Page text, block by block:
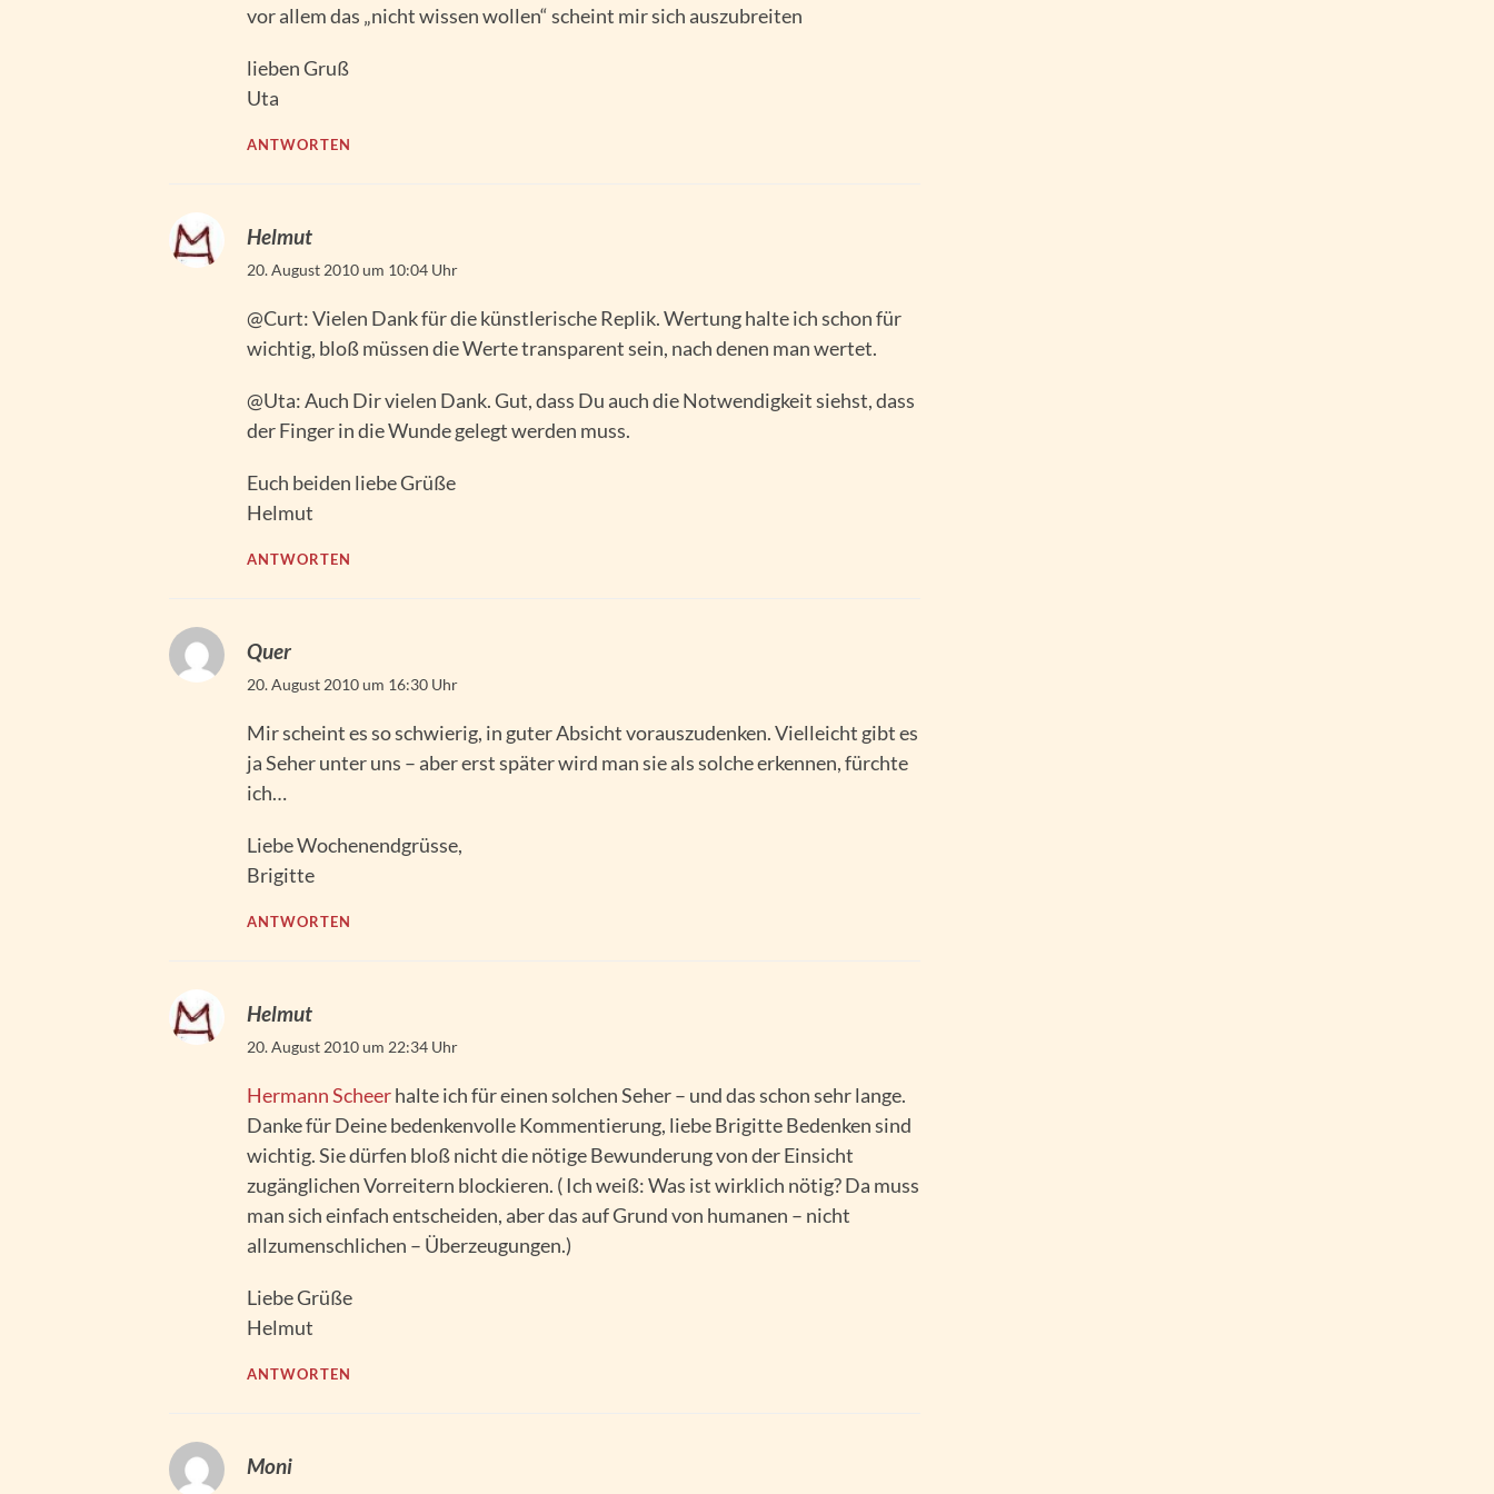
vor allem das „nicht wissen wollen“ scheint mir sich auszubreiten
lieben Gruß
Uta
ANTWORTEN
Helmut
20. August 2010 um 10:04 Uhr
@Curt: Vielen Dank für die künstlerische Replik. Wertung halte ich schon für
wichtig, bloß müssen die Werte transparent sein, nach denen man wertet.
@Uta: Auch Dir vielen Dank. Gut, dass Du auch die Notwendigkeit siehst, dass
der Finger in die Wunde gelegt werden muss.
Euch beiden liebe Grüße
Helmut
ANTWORTEN
Quer
20. August 2010 um 16:30 Uhr
Mir scheint es so schwierig, in guter Absicht vorauszudenken. Vielleicht gibt es
ja Seher unter uns – aber erst später wird man sie als solche erkennen, fürchte
ich…
Liebe Wochenendgrüsse,
Brigitte
ANTWORTEN
Helmut
20. August 2010 um 22:34 Uhr
Hermann Scheerhalte ich für einen solchen Seher – und das schon sehr lange.
Danke für Deine bedenkenvolle Kommentierung, liebe Brigitte Bedenken sind
wichtig. Sie dürfen bloß nicht die nötige Bewunderung von der Einsicht
zugänglichen Vorreitern blockieren. ( Ich weiß: Was ist wirklich nötig? Da muss
man sich einfach entscheiden, aber das auf Grund von humanen – nicht
allzumenschlichen – Überzeugungen.)
Liebe Grüße
Helmut
ANTWORTEN
Moni